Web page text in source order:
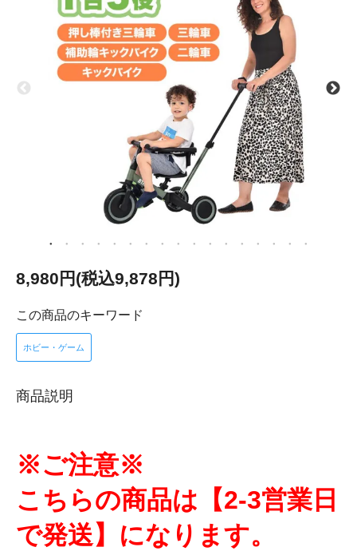
8,980円(税込9,878円)
この商品のキーワード
ホビー・ゲーム
商品説明
※ご注意※
こちらの商品は【2-3営業日
で発送】になります。